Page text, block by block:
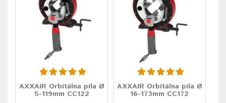
AXXAIR Orbitálna píla Ø
5-119mm CC122
AXXAIR Orbitálna píla Ø
16-173mm CC172